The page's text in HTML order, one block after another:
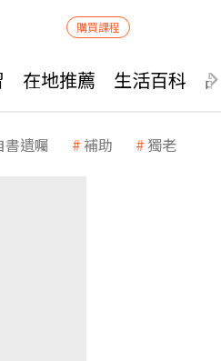
購買課程
在地推薦 生活百科
書遺囑 補助 獨老